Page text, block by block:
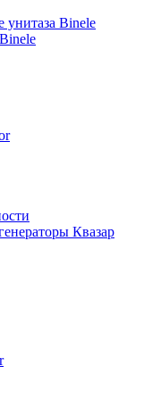
унитаза Binele
Квазар